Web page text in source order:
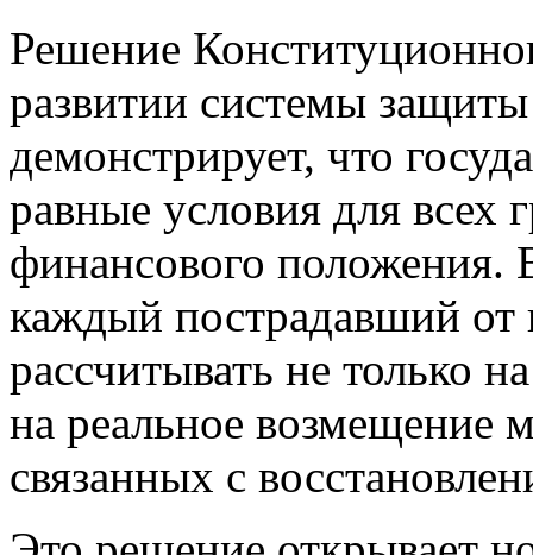
Решение
развитии системы
демонстрирует, что
равные условия для всех
финансового положения.
каждый пострадавший
рассчитывать не только
на реальное возмещение
связанных с